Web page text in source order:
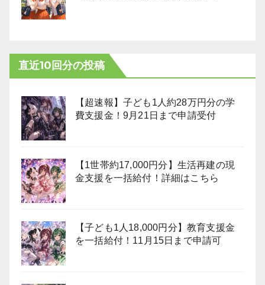
直近10回分の投稿
【超速報】子ども1人約28万円分の学
費支援金！9月21日まで申請受付
【1世帯約17,000円分】生活再建の現
金支援を一括給付！詳細はこちら
【子ども1人18,000円分】教育支援金
を一括給付！11月15日まで申請可